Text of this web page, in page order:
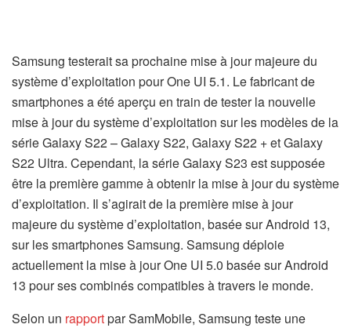
Samsung testerait sa prochaine mise à jour majeure du
système d’exploitation pour One UI 5.1. Le fabricant de
smartphones a été aperçu en train de tester la nouvelle
mise à jour du système d’exploitation sur les modèles de la
série Galaxy S22 – Galaxy S22, Galaxy S22 + et Galaxy
S22 Ultra. Cependant, la série Galaxy S23 est supposée
être la première gamme à obtenir la mise à jour du système
d’exploitation. Il s’agirait de la première mise à jour
majeure du système d’exploitation, basée sur Android 13,
sur les smartphones Samsung. Samsung déploie
actuellement la mise à jour One UI 5.0 basée sur Android
13 pour ses combinés compatibles à travers le monde.
Selon un rapportpar SamMobile, Samsung teste une